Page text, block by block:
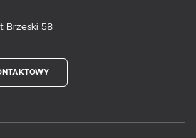
Brzeski 58